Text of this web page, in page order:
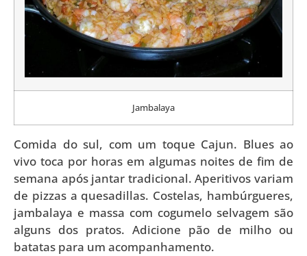
Jambalaya
Comida do sul, com um toque Cajun. Blues ao
vivo toca por horas em algumas noites de fim de
semana após jantar tradicional. Aperitivos variam
de pizzas a quesadillas. Costelas, hambúrgueres,
jambalaya e massa com cogumelo selvagem são
alguns dos pratos. Adicione pão de milho ou
batatas para um acompanhamento.